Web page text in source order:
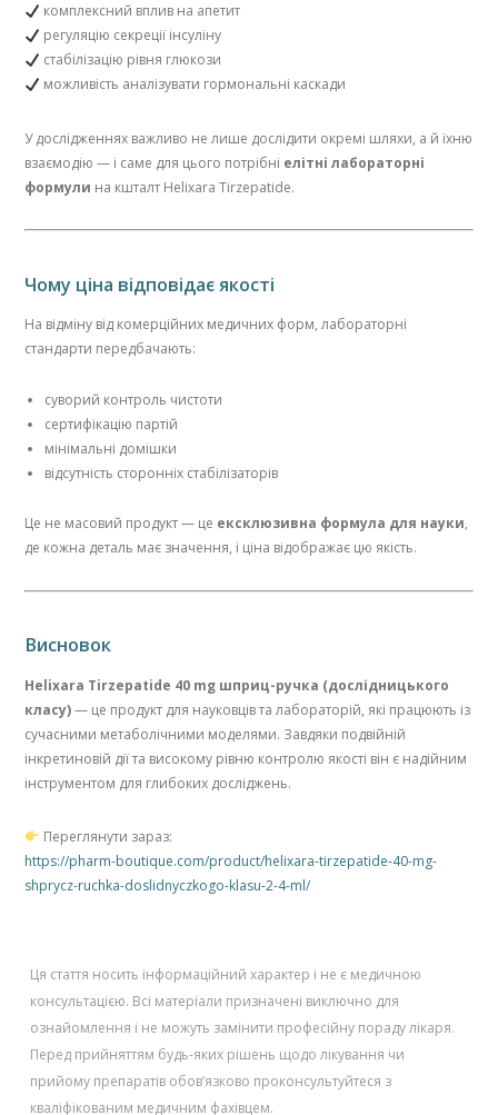
комплексний вплив на апетит
регуляцію секреції інсуліну
стабілізацію рівня глюкози
можливість аналізувати гормональні каскади
У дослідженнях важливо не лише дослідити окремі шляхи, а й їхню
взаємодію — і саме для цього потрібні елітні лабораторні
формули на кшталт Helixara Tirzepatide.
Чому ціна відповідає якості
На відміну від комерційних медичних форм, лабораторні
стандарти передбачають:
суворий контроль чистоти
сертифікацію партій
мінімальні домішки
відсутність сторонніх стабілізаторів
Це не масовий продукт — це ексклюзивна формула для науки,
де кожна деталь має значення, і ціна відображає цю якість.
Висновок
Helixara Tirzepatide 40 mg шприц-ручка (дослідницького
класу)— це продукт для науковців та лабораторій, які працюють із
сучасними метаболічними моделями. Завдяки подвійній
інкретиновій дії та високому рівню контролю якості він є надійним
інструментом для глибоких досліджень.
Переглянути зараз:
https://pharm-boutique.com/product/helixara-tirzepatide-40-mg-
shprycz-ruchka-doslidnyczkogo-klasu-2-4-ml/
Ця стаття носить інформаційний характер і не є медичною
консультацією. Всі матеріали призначені виключно для
ознайомлення і не можуть замінити професійну пораду лікаря.
Перед прийняттям будь-яких рішень щодо лікування чи
прийому препаратів обов’язково проконсультуйтеся з
кваліфікованим медичним фахівцем.